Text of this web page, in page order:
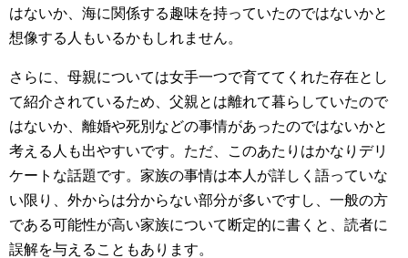
はないか、海に関係する趣味を持っていたのではないかと
想像する人もいるかもしれません。
さらに、母親については女手一つで育ててくれた存在とし
て紹介されているため、父親とは離れて暮らしていたので
はないか、離婚や死別などの事情があったのではないかと
考える人も出やすいです。ただ、このあたりはかなりデリ
ケートな話題です。家族の事情は本人が詳しく語っていな
い限り、外からは分からない部分が多いですし、一般の方
である可能性が高い家族について断定的に書くと、読者に
誤解を与えることもあります。